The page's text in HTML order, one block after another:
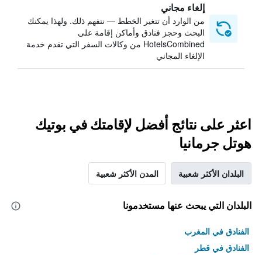
إلغاء مجاني
من الوارد أن تتغير الخطط — نتفهم ذلك. ولهذا يمكنك
البحث وحجز فنادق وأماكن إقامة على
HotelsCombined من وكالات السفر التي تقدم خدمة
الإلغاء المجاني
اعثر على نتائج أفضل لإقامتك في بوتيك
هوتل جرمانيا
البلدان الأكثر شعبية المدن الأكثر شعبية
البلدان التي يبحث عنها مستخدمونا
الفنادق في المغرب
الفنادق في قطر